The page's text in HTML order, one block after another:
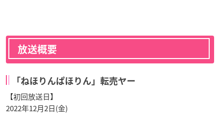
放送概要
「ねほりんぱほりん」転売ヤー
【初回放送日】
2022年12月2日(金)